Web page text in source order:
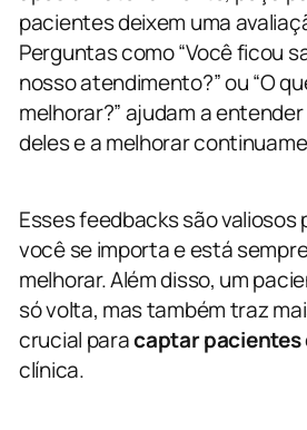
pacientes deixem uma
Perguntas como “Você ficou
nosso atendimento?” ou “O
melhorar?” ajudam a
deles e a melhorar
Esses feedbacks são
você se importa e está
melhorar. Além disso, um
só volta, mas também traz
crucial paracaptar pacientes
clínica.